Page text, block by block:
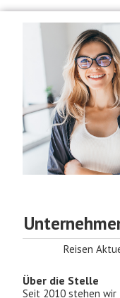
Reisen
Über die Stelle
Seit 2010 stehen